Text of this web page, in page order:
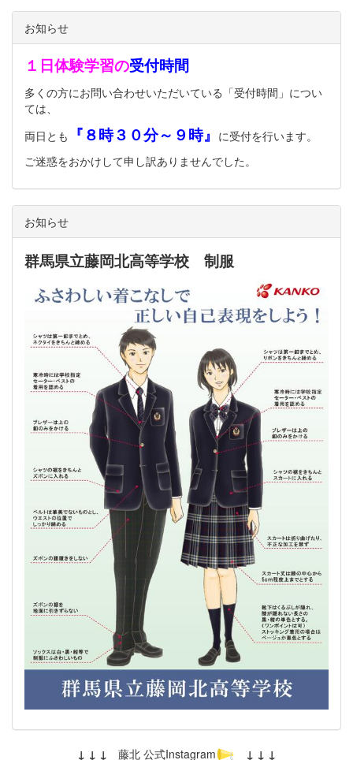
お知らせ
１日体験学習の受付時間
多くの方にお問い合わせいただいている「受付時間」につい
ては、
両日とも
『８時３０分～９時』 に受付を行います。
ご迷惑をおかけして申し訳ありませんでした。
お知らせ
群馬県立藤岡北高等学校 制服
↓ ↓ ↓ 藤北 公式Instagram ↓ ↓ ↓